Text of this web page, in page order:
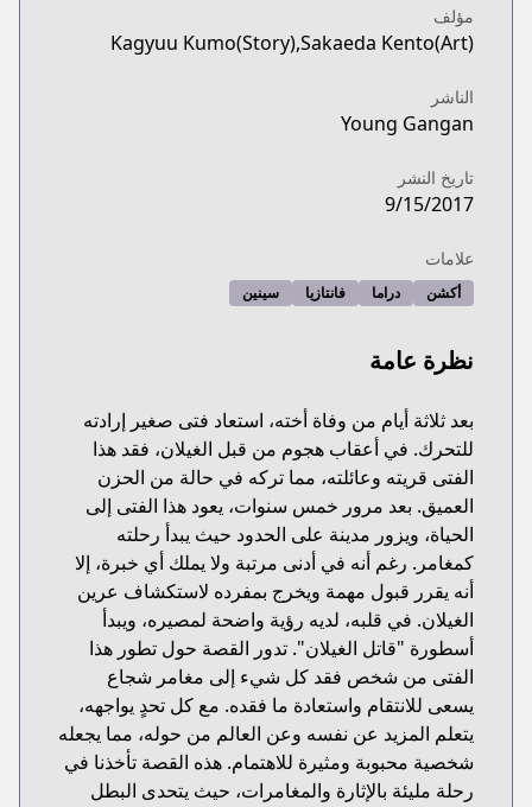
مؤلف
Kagyuu Kumo(Story),Sakaeda Kento(Art)
الناشر
Young Gangan
تاريخ النشر
9/15/2017
علامات
أكشن دراما فانتازيا سينين
نظرة عامة
بعد ثلاثة أيام من وفاة أخته، استعاد فتى صغير إرادته
للتحرك. في أعقاب هجوم من قبل الغيلان، فقد هذا
الفتى قريته وعائلته، مما تركه في حالة من الحزن
العميق. بعد مرور خمس سنوات، يعود هذا الفتى إلى
الحياة، ويزور مدينة على الحدود حيث يبدأ رحلته
كمغامر. رغم أنه في أدنى مرتبة ولا يملك أي خبرة، إلا
أنه يقرر قبول مهمة ويخرج بمفرده لاستكشاف عرين
الغيلان. في قلبه، لديه رؤية واضحة لمصيره، ويبدأ
أسطورة "قاتل الغيلان". تدور القصة حول تطور هذا
الفتى من شخص فقد كل شيء إلى مغامر شجاع
يسعى للانتقام واستعادة ما فقده. مع كل تحدٍ يواجهه،
يتعلم المزيد عن نفسه وعن العالم من حوله، مما يجعله
شخصية محبوبة ومثيرة للاهتمام. هذه القصة تأخذنا في
رحلة مليئة بالإثارة والمغامرات، حيث يتحدى البطل